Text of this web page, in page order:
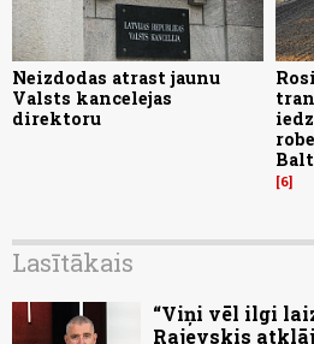
Neizdodas atrast jaunu
Valsts kancelejas
direktoru
6
Lasītākais
“Viņi vēl ilgi
Rajevskis